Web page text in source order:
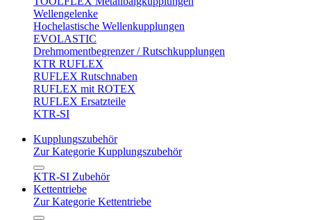
Wellengelenke
Hochelastische Wellenkupplungen
EVOLASTIC
Drehmomentbegrenzer / Rutschkupplungen
KTR RUFLEX
RUFLEX Rutschnaben
RUFLEX mit ROTEX
RUFLEX Ersatzteile
KTR-SI
Kupplungszubehör
Zur Kategorie Kupplungszubehör
KTR-SI Zubehör
Kettentriebe
Zur Kategorie Kettentriebe